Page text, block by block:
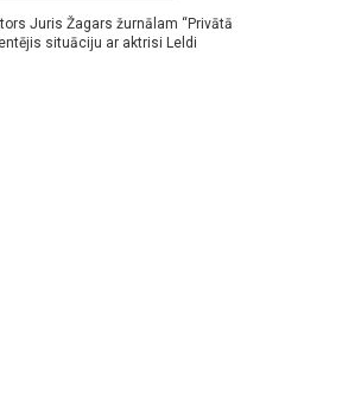
Juris Žagars žurnālam “Privātā
situāciju ar aktrisi Leldi